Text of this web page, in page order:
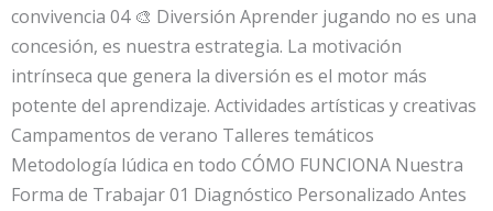
convivencia 04 🎨 Diversión Aprender jugando no es una
concesión, es nuestra estrategia. La motivación
intrínseca que genera la diversión es el motor más
potente del aprendizaje. Actividades artísticas y creativas
Campamentos de verano Talleres temáticos
Metodología lúdica en todo CÓMO FUNCIONA Nuestra
Forma de Trabajar 01 Diagnóstico Personalizado Antes